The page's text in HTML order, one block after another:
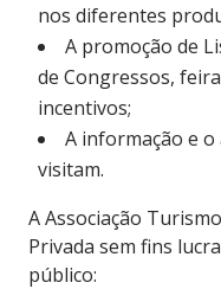
nos diferentes
A promoção de
de Congressos,
incentivos;
A informação e
visitam.
A Associação
Privada sem fins
público: